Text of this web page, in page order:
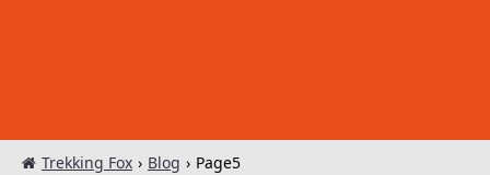
Trekking Fox › Blog › Page5